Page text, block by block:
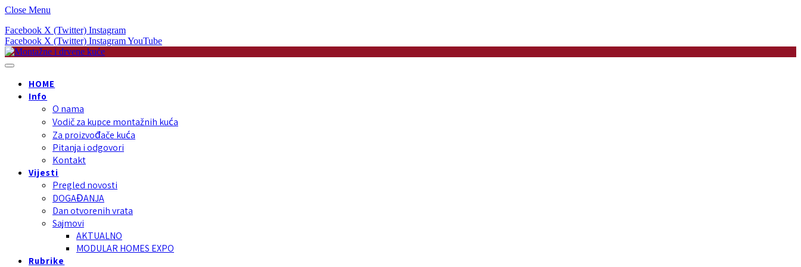
Close Menu
Facebook X (Twitter) Instagram
Facebook X (Twitter) InstagramYouTube
HOME
Info
O nama
Vodič za kupce montažnih kuća
Za proizvođače kuća
Pitanja i odgovori
Kontakt
Vijesti
Pregled novosti
DOGAĐANJA
Dan otvorenih vrata
Sajmovi
AKTUALNO
MODULAR HOMES EXPO
Rubrike